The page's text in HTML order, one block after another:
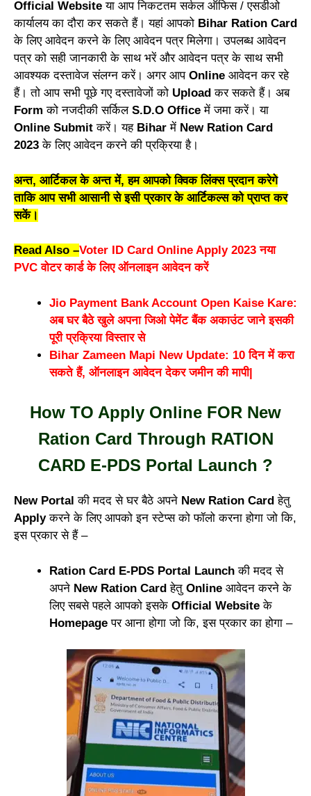
Official Website या आप निकटतम सर्कल ऑफिस / एसडीओ
कार्यालय का दौरा कर सकते हैं। यहां आपको Bihar Ration Card
के लिए आवेदन करने के लिए आवेदन पत्र मिलेगा। उपलब्ध आवेदन
पत्र को सही जानकारी के साथ भरें और आवेदन पत्र के साथ सभी
आवश्यक दस्तावेज संलग्न करें। अगर आप Online आवेदन कर रहे
हैं। तो आप सभी पूछे गए दस्तावेजों को Upload कर सकते हैं। अब
Form को नजदीकी सर्किल S.D.O Office में जमा करें। या
Online Submitकरें। यह Bihar में New Ration Card
2023 के लिए आवेदन करने की प्रक्रिया है।
अन्त, आर्टिकल के अन्त में, हम आपको क्विक लिंक्स प्रदान करेगे
ताकि आप सभी आसानी से इसी प्रकार के आर्टिकल्स को प्राप्त कर
सकें।
Read Also –Voter ID Card Online Apply 2023 नया
PVC वोटर कार्ड के लिए ऑनलाइन आवेदन करें
Jio Payment Bank Account Open Kaise Kare:
अब घर बैठे खुले अपना जिओ पेमेंट बैंक अकाउंट जाने इसकी
पूरी प्रक्रिया विस्तार से
Bihar Zameen Mapi New Update: 10 दिन में करा
सकते हैं, ऑनलाइन आवेदन देकर जमीन की मापी|
How TO Apply Online FOR New
Ration Card Through RATION
CARD E-PDS Portal Launch ?
New Portal की मदद से घर बैठे अपने New Ration Card हेतु
Applyकरने के लिए आपको इन स्टेप्स को फॉलो करना होगा जो कि,
इस प्रकार से हैं –
Ration Card E-PDS Portal Launch की मदद से
अपने New Ration Card हेतु Online आवेदन करने के
लिए सबसे पहले आपको इसके Official Website के
Homepage पर आना होगा जो कि, इस प्रकार का होगा –